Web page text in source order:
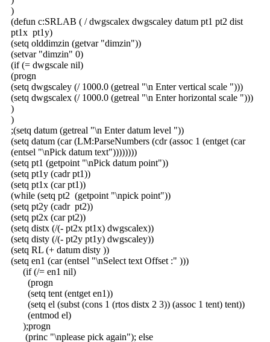
)
(defun c:SRLAB ( / dwgscalex dwgscaley datum pt1 pt2 dist
pt1x pt1y)
(setq olddimzin (getvar "dimzin"))
(setvar "dimzin" 0)
(if (= dwgscale nil)
(progn
(setq dwgscaley (/ 1000.0 (getreal "\n Enter vertical scale ")))
(setq dwgscalex (/ 1000.0 (getreal "\n Enter horizontal scale ")))
)
)
;(setq datum (getreal "\n Enter datum level "))
(setq datum (car (LM:ParseNumbers (cdr (assoc 1 (entget (car
(entsel "\nPick datum text"))))))))
(setq pt1 (getpoint "\nPick datum point"))
(setq pt1y (cadr pt1))
(setq pt1x (car pt1))
(while (setq pt2 (getpoint "\npick point"))
(setq pt2y (cadr pt2))
(setq pt2x (car pt2))
(setq distx (/(- pt2x pt1x) dwgscalex))
(setq disty (/(- pt2y pt1y) dwgscaley))
(setq RL (+ datum disty ))
(setq en1 (car (entsel "\nSelect text Offset :" )))
(if (/= en1 nil)
(progn
(setq tent (entget en1))
(setq el (subst (cons 1 (rtos distx 2 3)) (assoc 1 tent) tent))
(entmod el)
);progn
(princ "\nplease pick again"); else